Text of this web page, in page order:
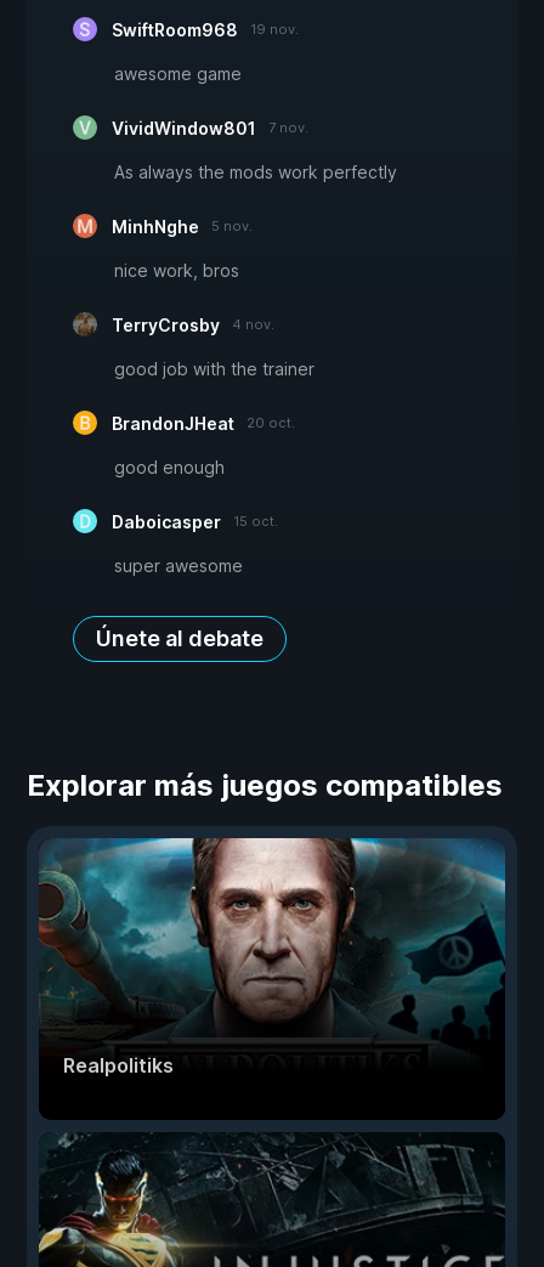
SwiftRoom968 19 nov.
awesome game
VividWindow801 7 nov.
As always the mods work perfectly
MinhNghe 5 nov.
nice work, bros
TerryCrosby 4 nov.
good job with the trainer
BrandonJHeat 20 oct.
good enough
Daboicasper 15 oct.
super awesome
Únete al debate
Explorar más juegos compatibles
Realpolitiks